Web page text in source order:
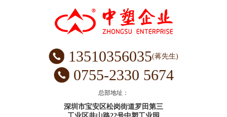
13510356035(蒋先生)
0755-2330 5674
总部地址：
深圳市宝安区松岗街道罗田第三